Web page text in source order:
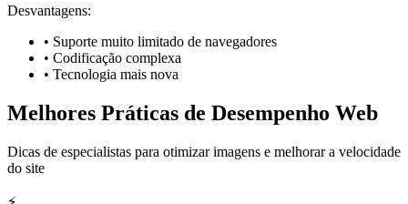
Desvantagens:
• Suporte muito limitado de navegadores
• Codificação complexa
• Tecnologia mais nova
Melhores Práticas de Desempenho Web
Dicas de especialistas para otimizar imagens e melhorar a velocidade
do site